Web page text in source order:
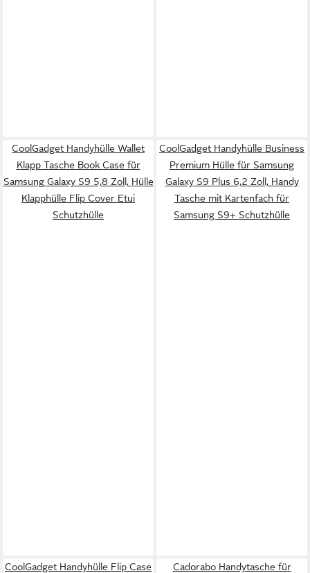
CoolGadget Handyhülle Wallet
Klapp Tasche Book Case für
Samsung Galaxy S9 5,8 Zoll, Hülle
Klapphülle Flip Cover Etui
Schutzhülle
CoolGadget Handyhülle Business
Premium Hülle für Samsung
Galaxy S9 Plus 6,2 Zoll, Handy
Tasche mit Kartenfach für
Samsung S9+ Schutzhülle
CoolGadget Handyhülle Flip Case
Cadorabo Handytasche für